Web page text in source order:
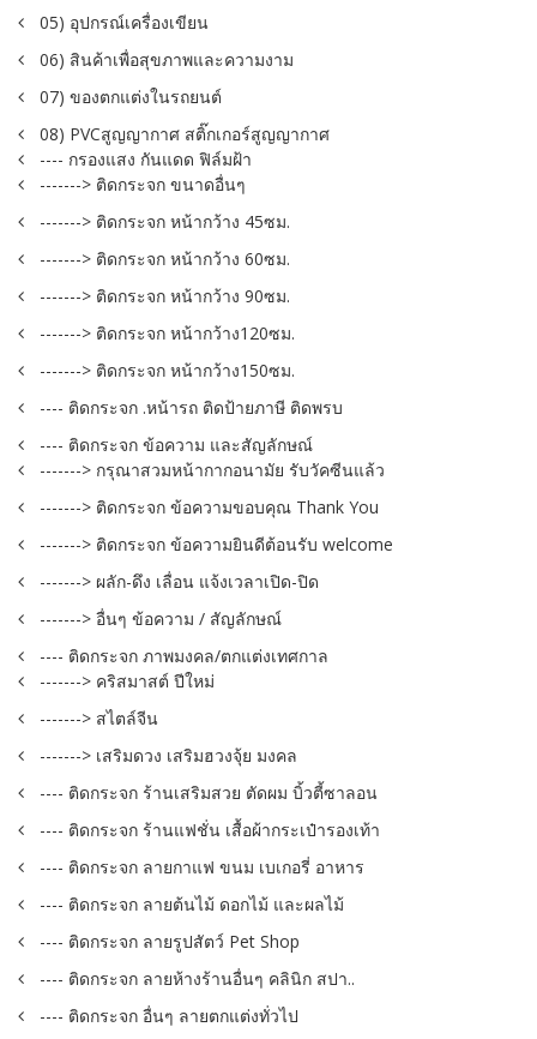
05) อุปกรณ์เครื่องเขียน
06) สินค้าเพื่อสุขภาพและความงาม
07) ของตกแต่งในรถยนต์
08) PVCสูญญากาศ สติ๊กเกอร์สูญญากาศ
---- กรองแสง กันแดด ฟิล์มฝ้า
-------> ติดกระจก ขนาดอื่นๆ
-------> ติดกระจก หน้ากว้าง 45ซม.
-------> ติดกระจก หน้ากว้าง 60ซม.
-------> ติดกระจก หน้ากว้าง 90ซม.
-------> ติดกระจก หน้ากว้าง120ซม.
-------> ติดกระจก หน้ากว้าง150ซม.
---- ติดกระจก .หน้ารถ ติดป้ายภาษี ติดพรบ
---- ติดกระจก ข้อความ และสัญลักษณ์
-------> กรุณาสวมหน้ากากอนามัย รับวัคซีนแล้ว
-------> ติดกระจก ข้อความขอบคุณ Thank You
-------> ติดกระจก ข้อความยินดีต้อนรับ welcome
-------> ผลัก-ดึง เลื่อน แจ้งเวลาเปิด-ปิด
-------> อื่นๆ ข้อความ / สัญลักษณ์
---- ติดกระจก ภาพมงคล/ตกแต่งเทศกาล
-------> คริสมาสต์ ปีใหม่
-------> สไตล์จีน
-------> เสริมดวง เสริมฮวงจุ้ย มงคล
---- ติดกระจก ร้านเสริมสวย ตัดผม บิ้วตี้ซาลอน
---- ติดกระจก ร้านแฟชั่น เสื้อผ้ากระเป๋ารองเท้า
---- ติดกระจก ลายกาแฟ ขนม เบเกอรี่ อาหาร
---- ติดกระจก ลายต้นไม้ ดอกไม้ และผลไม้
---- ติดกระจก ลายรูปสัตว์ Pet Shop
---- ติดกระจก ลายห้างร้านอื่นๆ คลินิก สปา..
---- ติดกระจก อื่นๆ ลายตกแต่งทั่วไป